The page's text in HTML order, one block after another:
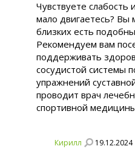
Чувствуете слабость
мало двигаетесь?
близких есть
Рекомендуем вам
поддерживать
сосудистой системы
упражнений
проводит врач
спортивной
Кирилл 19.12.2024